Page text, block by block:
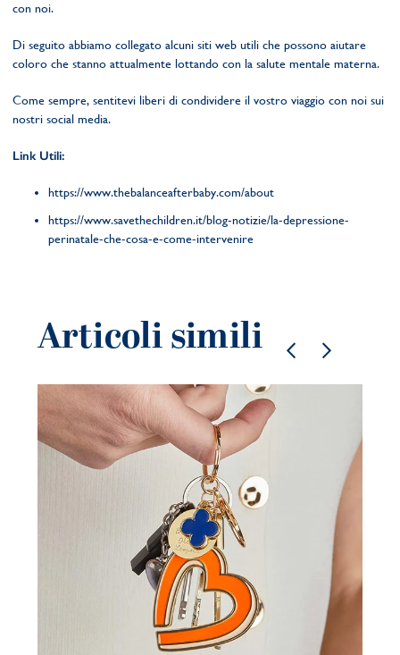
con noi.
Di seguito abbiamo collegato alcuni siti web utili che possono aiutare
coloro che stanno attualmente lottando con la salute mentale materna.
Come sempre, sentitevi liberi di condividere il vostro viaggio con noi sui
nostri social media.
Link Utili:
https://www.thebalanceafterbaby.com/about
https://www.savethechildren.it/blog-notizie/la-depressione-
perinatale-che-cosa-e-come-intervenire
Articoli simili